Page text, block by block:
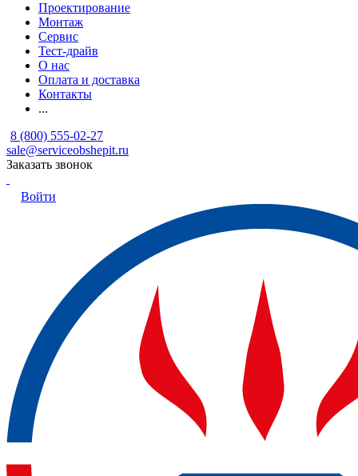
Проектирование
Монтаж
Сервис
Тест-драйв
О нас
Оплата и доставка
Контакты
...
8 (800) 555-02-27
sale@serviceobshepit.ru
Заказать звонок
Войти